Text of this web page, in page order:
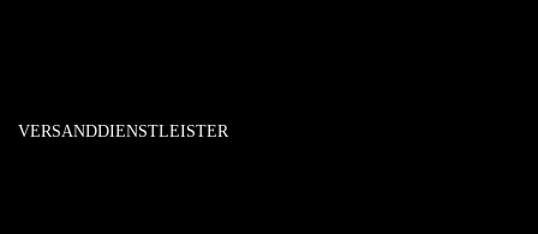
VERSANDDIENSTLEISTER